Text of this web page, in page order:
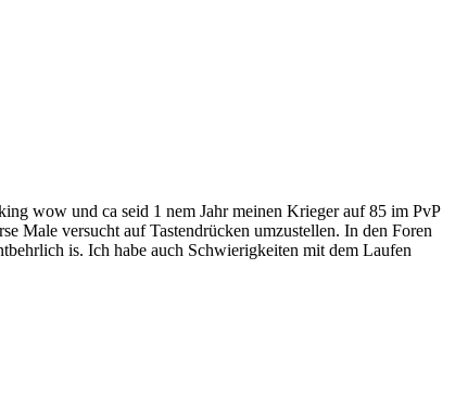
wow und ca seid 1 nem Jahr meinen Krieger auf 85 im PvP
Male versucht auf Tastendrücken umzustellen. In den Foren
is. Ich habe auch Schwierigkeiten mit dem Laufen